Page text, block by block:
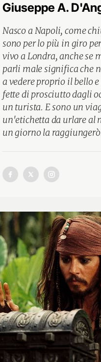
Giuseppe A.
Nasco a Napoli, come
sono per lo più in giro
vivo a Londra, anche se
parli male significa che
a vedere proprio il bello
fette di prosciutto dagli
un turista. E sono un
un'etichetta da urlare al
un giorno la